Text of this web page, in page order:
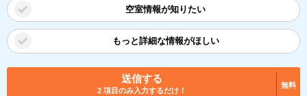
空室情報が知りたい
もっと詳細な情報がほしい
送信する
2 項目のみ入力するだけ！
無料